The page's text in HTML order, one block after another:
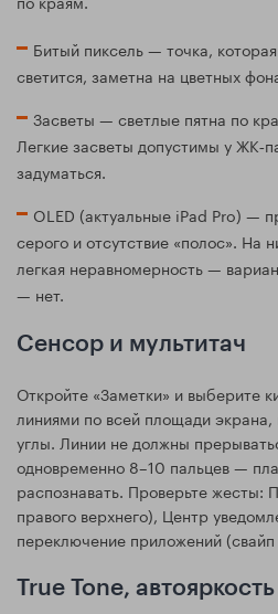
Битый пиксель — точка,
светится, заметна на цветных
Засветы — светлые пятна по
Легкие засветы допустимы у
задуматься.
OLED (актуальные iPad Pro) —
серого и отсутствие «полос». На
легкая неравномерность —
— нет.
Сенсор и мультитач
Откройте «Заметки» и выберите
линиями по всей площади
углы. Линии не должны
одновременно 8–10 пальцев —
распознавать. Проверьте жесты:
правого верхнего), Центр
переключение приложений
True Tone,